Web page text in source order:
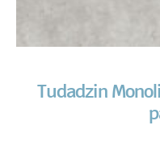
Tudadzin